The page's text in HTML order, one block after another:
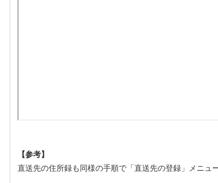
【参考】
直送先の住所録も同様の手順で「直送先の登録」メニュ